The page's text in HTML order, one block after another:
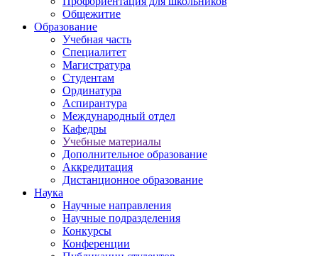
Общежитие
Образование
Учебная часть
Специалитет
Магистратура
Студентам
Ординатура
Аспирантура
Международный отдел
Кафедры
Учебные материалы
Дополнительное образование
Аккредитация
Дистанционное образование
Наука
Научные направления
Научные подразделения
Конкурсы
Конференции